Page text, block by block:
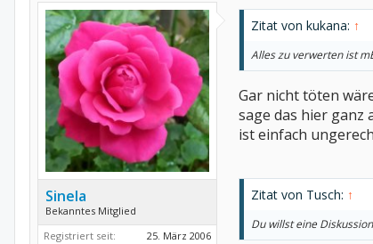
Sinela
Bekanntes Mitglied
Registriert seit:
25. März 2006
Zitat von kukana: ↑
Alles zu verwerten ist
Gar nicht töten
sage das hier ganz
ist einfach
Zitat von Tusch: ↑
Du willst eine